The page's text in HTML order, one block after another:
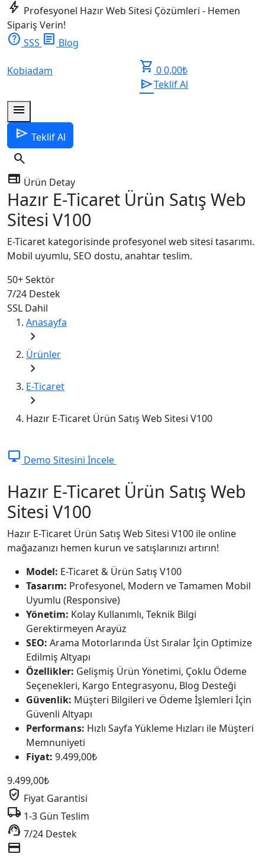
bolt Profesyonel Hazır Web Sitesi Çözümleri - Hemen
Sipariş Verin!
help SSS article Blog
Kobiadam shopping_cart 00,00₺
sendTeklif Al
menu
send Teklif Al
search
web Ürün Detay
Hazır E-Ticaret Ürün Satış Web
Sitesi V100
E-Ticaret kategorisinde profesyonel web sitesi tasarımı.
Mobil uyumlu, SEO dostu, anahtar teslim.
50+Sektör
7/24 Destek
SSL Dahil
Anasayfa
chevron_right
Ürünler
chevron_right
E-Ticaret
chevron_right
Hazır E-Ticaret Ürün Satış Web Sitesi V100
desktop_windows Demo Sitesini İncele
Hazır E-Ticaret Ürün Satış Web
Sitesi V100
Hazır E-Ticaret Ürün Satış Web Sitesi V100 ile online
mağazanızı hemen kurun ve satışlarınızı artırın!
Model: E-Ticaret & Ürün Satış V100
Tasarım: Profesyonel, Modern ve Tamamen Mobil
Uyumlu (Responsive)
Yönetim: Kolay Kullanımlı, Teknik Bilgi
Gerektirmeyen Arayüz
SEO: Arama Motorlarında Üst Sıralar İçin Optimize
Edilmiş Altyapı
Özellikler: Gelişmiş Ürün Yönetimi, Çoklu Ödeme
Seçenekleri, Kargo Entegrasyonu, Blog Desteği
Güvenlik: Müşteri Bilgileri ve Ödeme İşlemleri İçin
Güvenli Altyapı
Performans: Hızlı Sayfa Yükleme Hızları ile Müşteri
Memnuniyeti
Fiyat: 9.499,00₺
9.499,00₺
verified_user Fiyat Garantisi
local_shipping 1-3 Gün Teslim
support_agent 7/24 Destek
credit_card